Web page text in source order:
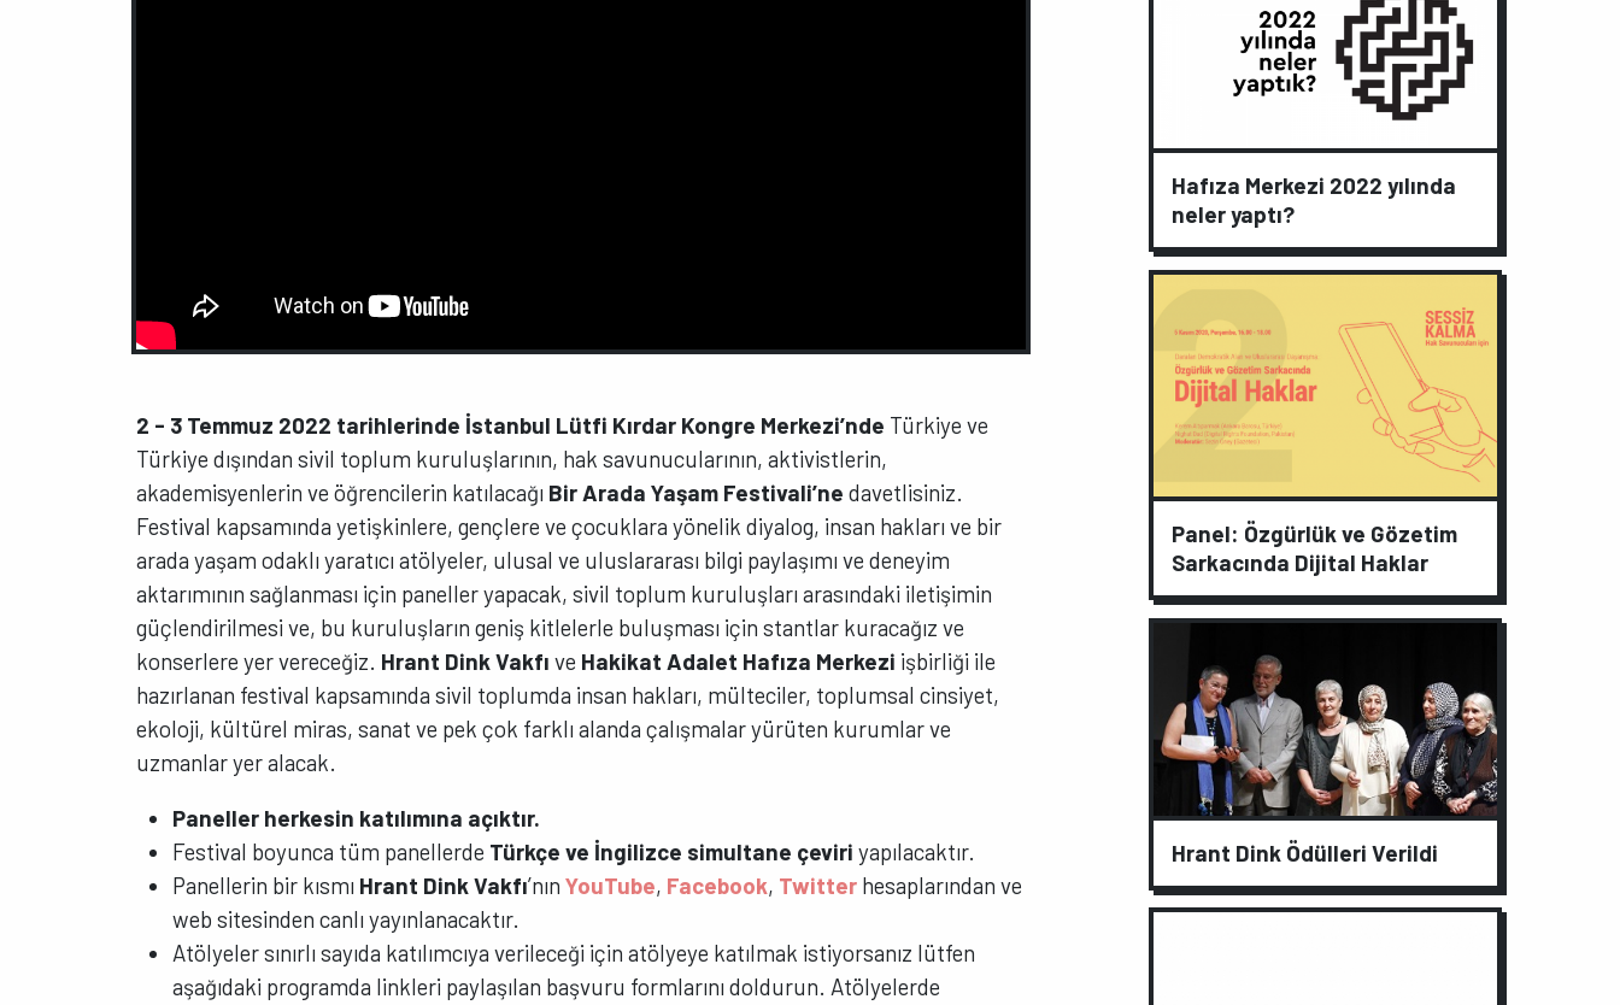
2 - 3 Temmuz 2022 tarihlerinde İstanbul Lütfi Kırdar Kongre Merkezi’nde Türkiye ve
Türkiye dışından sivil toplum kuruluşlarının, hak savunucularının, aktivistlerin,
akademisyenlerin ve öğrencilerin katılacağı Bir Arada Yaşam Festivali’ne davetlisiniz.
Festival kapsamında yetişkinlere, gençlere ve çocuklara yönelik diyalog, insan hakları ve bir
arada yaşam odaklı yaratıcı atölyeler, ulusal ve uluslararası bilgi paylaşımı ve deneyim
aktarımının sağlanması için paneller yapacak, sivil toplum kuruluşları arasındaki iletişimin
güçlendirilmesi ve, bu kuruluşların geniş kitlelerle buluşması için stantlar kuracağız ve
konserlere yer vereceğiz. Hrant Dink Vakfıve Hakikat Adalet Hafıza Merkezi işbirliği ile
hazırlanan festival kapsamında sivil toplumda insan hakları, mülteciler, toplumsal cinsiyet,
ekoloji, kültürel miras, sanat ve pek çok farklı alanda çalışmalar yürüten kurumlar ve
uzmanlar yer alacak.
Paneller herkesin katılımına açıktır.
Festival boyunca tüm panellerde Türkçe ve İngilizce simultane çeviri yapılacaktır.
Panellerin bir kısmı Hrant Dink Vakfı’nınYouTube, Facebook, Twitter hesaplarından ve
web sitesinden canlı yayınlanacaktır.
Atölyeler sınırlı sayıda katılımcıya verileceği için atölyeye katılmak istiyorsanız lütfen
aşağıdaki programda linkleri paylaşılan başvuru formlarını doldurun. Atölyelerde
Hafıza Merkezi 2022 yılında
neler yaptı?
Panel: Özgürlük ve Gözetim
Sarkacında Dijital Haklar
Hrant Dink Ödülleri Verildi